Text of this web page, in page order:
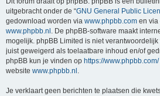
uitgebracht onder de “GNU General Public
gedownload worden via www.phpbb.com en via
www.phpbb.nl . De phpBB-software maakt
mogelijk. phpBB Limited is niet
juist geweigerd als toelaatbare inhoud en/of
phpBB kun je vinden op https://www.phpbb.com/
website www.phpbb.nl .
Je verklaart geen berichten te plaatsen die